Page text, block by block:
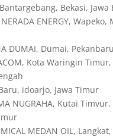
Bekasi, Jawa
NERADA ENERGY, Wapeko,
DUMAI, Dumai,
Kota Waringin Timur,
idoarjo, Jawa Timur
NUGRAHA, Kutai Timvur,
MEDAN OIL,